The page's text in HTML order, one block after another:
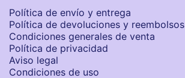
Política de envío y entrega
Política de devoluciones y reembolsos
Condiciones generales de venta
Política de privacidad
Aviso legal
Condiciones de uso